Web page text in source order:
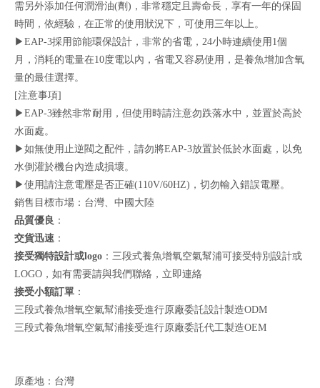
需另外添加任何潤滑油(劑)，非常穩定且壽命長，享有一年的保固
時間，依經驗，在正常的使用狀況下，可使用三年以上。
▶EAP-3採用節能環保設計，非常的省電，24小時連續使用1個
月，消耗的電量在10度電以內，省電又容易使用，是養魚增加含氧
量的最佳選擇。
[注意事項]
▶EAP-3雖然非常耐用，但使用時請注意勿跌落水中，並置於高於
水面處。
▶如無使用止逆閥之配件，請勿將EAP-3放置於低於水面處，以免
水倒灌於機台內造成損壞。
▶使用請注意電壓是否正確(110V/60HZ)，切勿輸入錯誤電壓。
銷售目標市場：台灣、中國大陸
品質優良 ：
交貨迅速 ：
接受獨特設計或logo ：三段式養魚增氧空氣幫浦可接受特別設計或
LOGO，如有需要請與我們聯絡， 立即連絡
接受小額訂單 ：
三段式養魚增氧空氣幫浦接受進行原廠委託設計製造ODM
三段式養魚增氧空氣幫浦接受進行原廠委託代工製造OEM
原產地：台灣